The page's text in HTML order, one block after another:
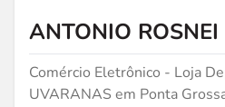
ANTONIO
Comércio Eletrônico - Loja
UVARANAS em Ponta